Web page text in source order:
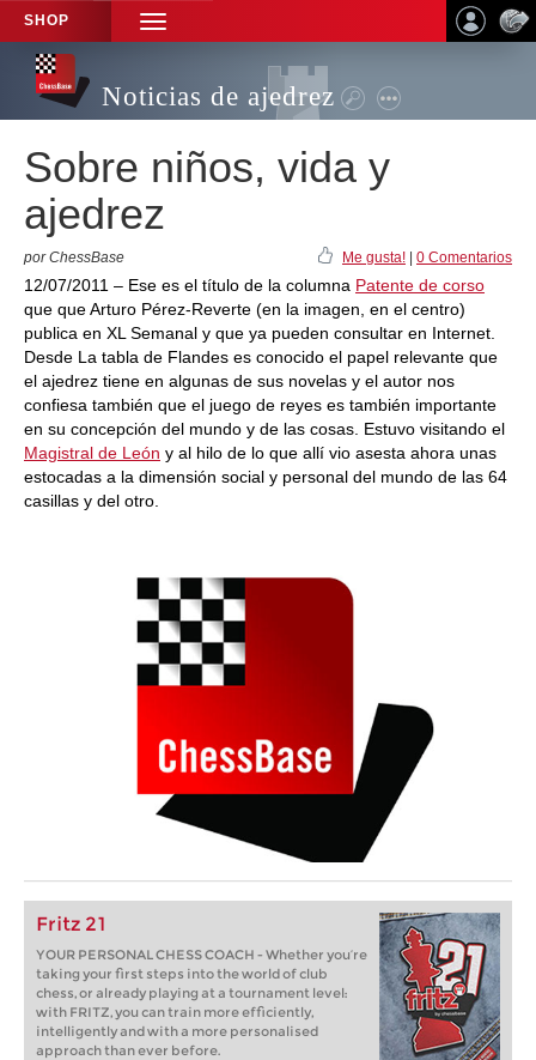
SHOP
TOGGLE
NAVIGATION
Noticias de ajedrez
Sobre niños, vida y
ajedrez
por ChessBase Me gusta! 0 Comentarios
12/07/2011 – Ese es el título de la columna Patente de corso
que que Arturo Pérez-Reverte (en la imagen, en el centro)
publica en XL Semanal y que ya pueden consultar en Internet.
Desde La tabla de Flandes es conocido el papel relevante que
el ajedrez tiene en algunas de sus novelas y el autor nos
confiesa también que el juego de reyes es también importante
en su concepción del mundo y de las cosas. Estuvo visitando el
Magistral de León y al hilo de lo que allí vio asesta ahora unas
estocadas a la dimensión social y personal del mundo de las 64
casillas y del otro.
Fritz 21
YOUR PERSONAL CHESS COACH - Whether you’re
taking your first steps into the world of club
chess, or already playing at a tournament level:
with FRITZ, you can train more efficiently,
intelligently and with a more personalised
approach than ever before.